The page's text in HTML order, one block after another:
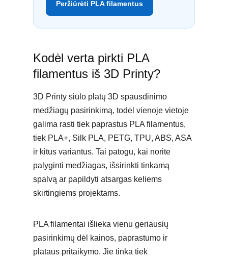
Peržiūrėti PLA filamentus
Kodėl verta pirkti PLA
filamentus iš 3D Printy?
3D Printy siūlo platų 3D spausdinimo
medžiagų pasirinkimą, todėl vienoje vietoje
galima rasti tiek paprastus PLA filamentus,
tiek PLA+, Silk PLA, PETG, TPU, ABS, ASA
ir kitus variantus. Tai patogu, kai norite
palyginti medžiagas, išsirinkti tinkamą
spalvą ar papildyti atsargas keliems
skirtingiems projektams.
PLA filamentai išlieka vienu geriausių
pasirinkimų dėl kainos, paprastumo ir
plataus pritaikymo. Jie tinka tiek